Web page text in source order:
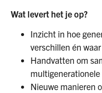
Wat levert het je op?
Inzicht in hoe
verschillen én
Handvatten om
Nieuwe manieren